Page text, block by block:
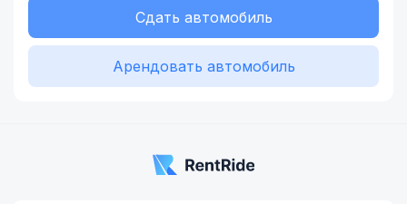
Сдать автомобиль
Арендовать автомобиль